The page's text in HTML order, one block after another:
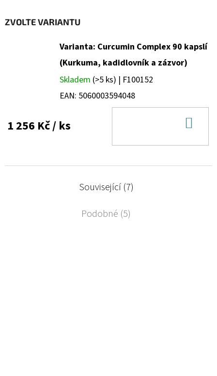
ZVOLTE VARIANTU
Varianta: Curcumin Complex 90 kapslí
(Kurkuma, kadidlovník a zázvor)
Skladem (>5 ks) | F100152
EAN: 5060003594048
1 256 Kč/ ks
Související (7)
Podobné (5)